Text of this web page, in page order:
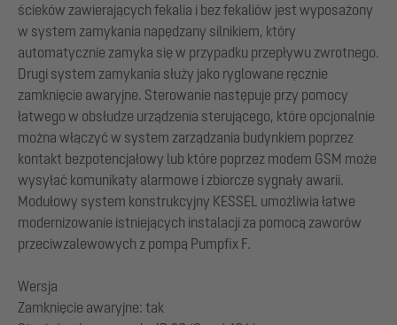
ścieków zawierających fekalia i bez fekaliów jest wyposażony
w system zamykania napędzany silnikiem, który
automatycznie zamyka się w przypadku przepływu zwrotnego.
Drugi system zamykania służy jako ryglowane ręcznie
zamknięcie awaryjne. Sterowanie następuje przy pomocy
łatwego w obsłudze urządzenia sterującego, które opcjonalnie
można włączyć w system zarządzania budynkiem poprzez
kontakt bezpotencjałowy lub które poprzez modem GSM może
wysyłać komunikaty alarmowe i zbiorcze sygnały awarii.
Modułowy system konstrukcyjny KESSEL umożliwia łatwe
modernizowanie istniejących instalacji za pomocą zaworów
przeciwzalewowych z pompą Pumpfix F.
Wersja
Zamknięcie awaryjne: tak